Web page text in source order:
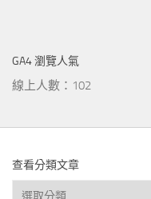
GA4 瀏覽人氣
線上人數：102
查看分類文章
查